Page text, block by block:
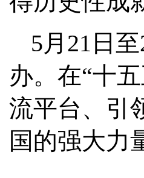
5月21日
办。在“十
流平台、引
国的强大力